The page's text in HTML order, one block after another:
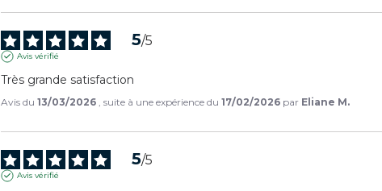
5/5
Avis vérifié
Très grande satisfaction
Avis du 13/03/2026 , suite à une expérience du 17/02/2026 par Eliane M.
5/5
Avis vérifié